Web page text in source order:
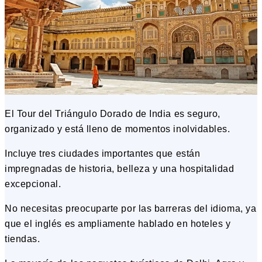
El Tour del Triángulo Dorado de India es seguro,
organizado y está lleno de momentos inolvidables.
Incluye tres ciudades importantes que están
impregnadas de historia, belleza y una hospitalidad
excepcional.
No necesitas preocuparte por las barreras del idioma, ya
que el inglés es ampliamente hablado en hoteles y
tiendas.